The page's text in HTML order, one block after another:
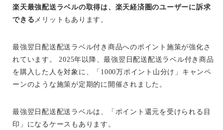
楽天最強配送ラベルの取得は、楽天経済圏のユーザーに訴求
できる メリットもあります。
最強翌日配送配送ラベル付き商品へのポイント施策が強化さ
れています。 2025年以降、最強翌日配送配送ラベル付き商品
を購入した人を対象に、「1000万ポイント山分け」キャンペ
ーンのような施策が定期的に開催されました。
最強翌日配送配送ラベルは、「ポイント還元を受けられる目
印」になるケースもあります。